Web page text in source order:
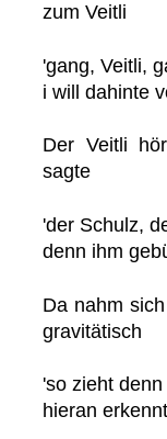
zum Veitli
'gang, Veitli,
i will dahinte
Der Veitli
sagte
'der Schulz,
denn ihm
Da nahm
gravitätisch
'so zieht
hieran